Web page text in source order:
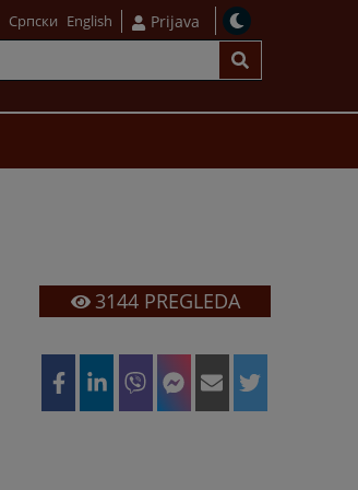
Српски English Prijava
3144PREGLEDA